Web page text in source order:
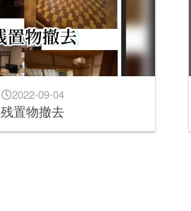
2022-09-04
残置物撤去